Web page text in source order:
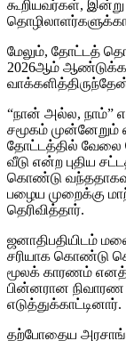
கூறியவர்கள், இன்று
மேலும், தோட்டத்
2026ஆம்
“நான் அல்ல, நாம்”
சமூகம்
தோட்டத்தில் வேலை
வீடு என்ற புதிய
கொண்டு
பழைய முறைக்கு
தெரிவித்தார்.
ஜனாதிபதியிடம்
சரியாக கொண்டு
மூலக் காரணம் எனத்
பின்னரான
எடுத்துக்காட்டினார்.
தற்போதைய